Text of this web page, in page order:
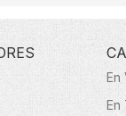
En
En